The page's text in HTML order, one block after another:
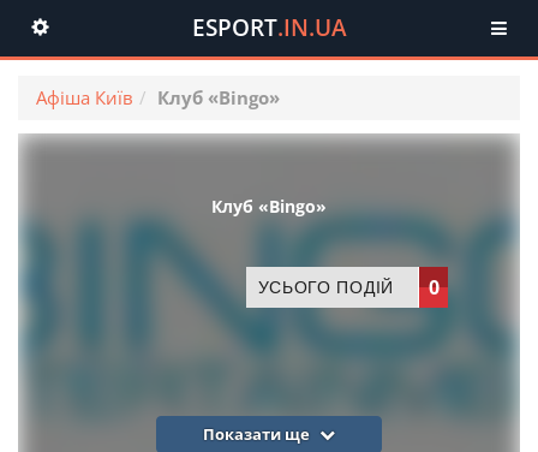
Toggle
navigation
ESPORT.IN.UA
Афіша Київ Клуб «Bingo»
Клуб «Bingo»
УСЬОГО ПОДІЙ 0
Показати ще